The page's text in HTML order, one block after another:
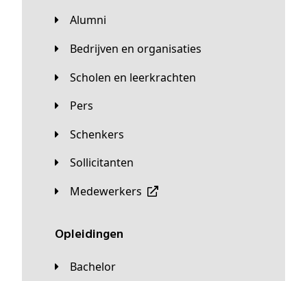
Alumni
Bedrijven en organisaties
Scholen en leerkrachten
Pers
Schenkers
Sollicitanten
Medewerkers
Opleidingen
Bachelor